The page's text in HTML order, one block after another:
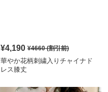
¥4,190 ¥4660(割引前)
華やか花柄刺繍入りチャイナド
レス膝丈